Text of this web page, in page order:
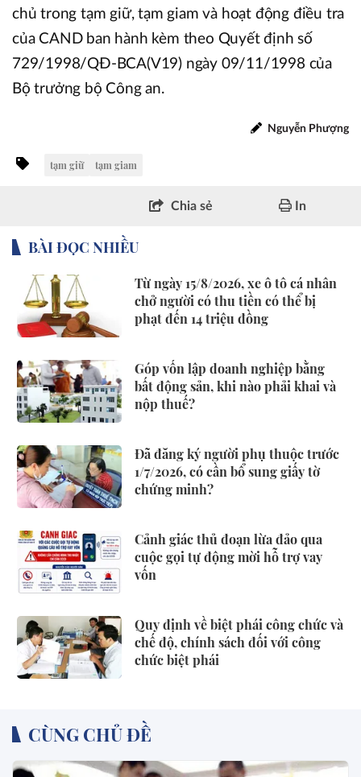
chủ trong tạm giữ, tạm giam và hoạt động điều tra
của CAND ban hành kèm theo Quyết định số
729/1998/QĐ-BCA(V19) ngày 09/11/1998 của
Bộ trưởng bộ Công an.
Nguyễn Phượng
tạm giữ tạm giam
Chia sẻ In
BÀI ĐỌC NHIỀU
Từ ngày 15/8/2026, xe ô tô cá nhân
chở người có thu tiền có thể bị
phạt đến 14 triệu đồng
Góp vốn lập doanh nghiệp bằng
bất động sản, khi nào phải khai và
nộp thuế?
Đã đăng ký người phụ thuộc trước
1/7/2026, có cần bổ sung giấy tờ
chứng minh?
Cảnh giác thủ đoạn lừa đảo qua
cuộc gọi tự động mời hỗ trợ vay
vốn
Quy định về biệt phái công chức và
chế độ, chính sách đối với công
chức biệt phái
CÙNG CHỦ ĐỀ